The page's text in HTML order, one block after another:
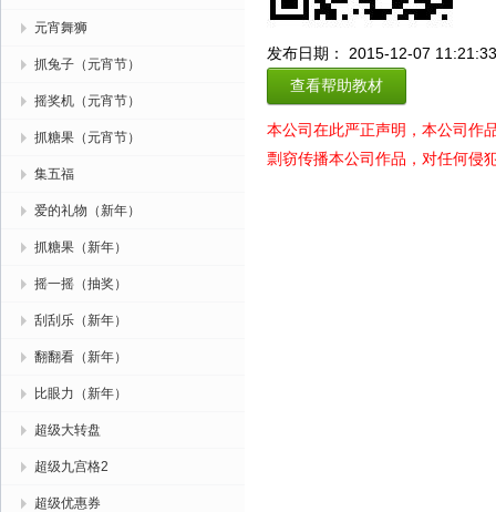
元宵舞狮
抓兔子（元宵节）
摇奖机（元宵节）
抓糖果（元宵节）
集五福
爱的礼物（新年）
抓糖果（新年）
摇一摇（抽奖）
刮刮乐（新年）
翻翻看（新年）
比眼力（新年）
超级大转盘
超级九宫格2
超级优惠券
发布日期： 2015-12-07 11:21:33
查看帮助教材
本公司在此严正声明，本公司作
剽窃传播本公司作品，对任何侵